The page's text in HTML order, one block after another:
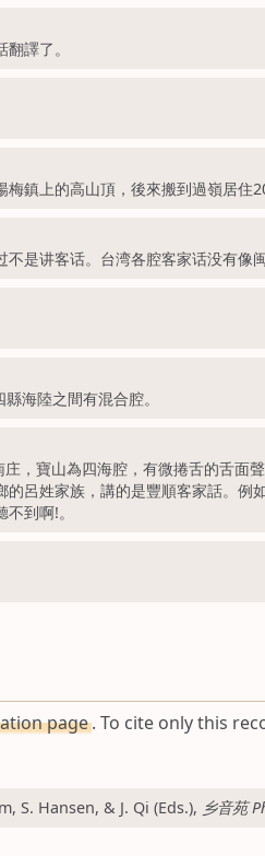
譯了。
鎮上的高山頂，後來搬到過嶺居
是讲客话。台湾各腔客家话没有像
海陸之間有混合腔。
，寶山為四海腔，有微捲舌的舌
呂姓家族，講的是豐順客家話。
到啊!。
page. To cite only this
S. Hansen, & J. Qi (Eds.), 乡音苑